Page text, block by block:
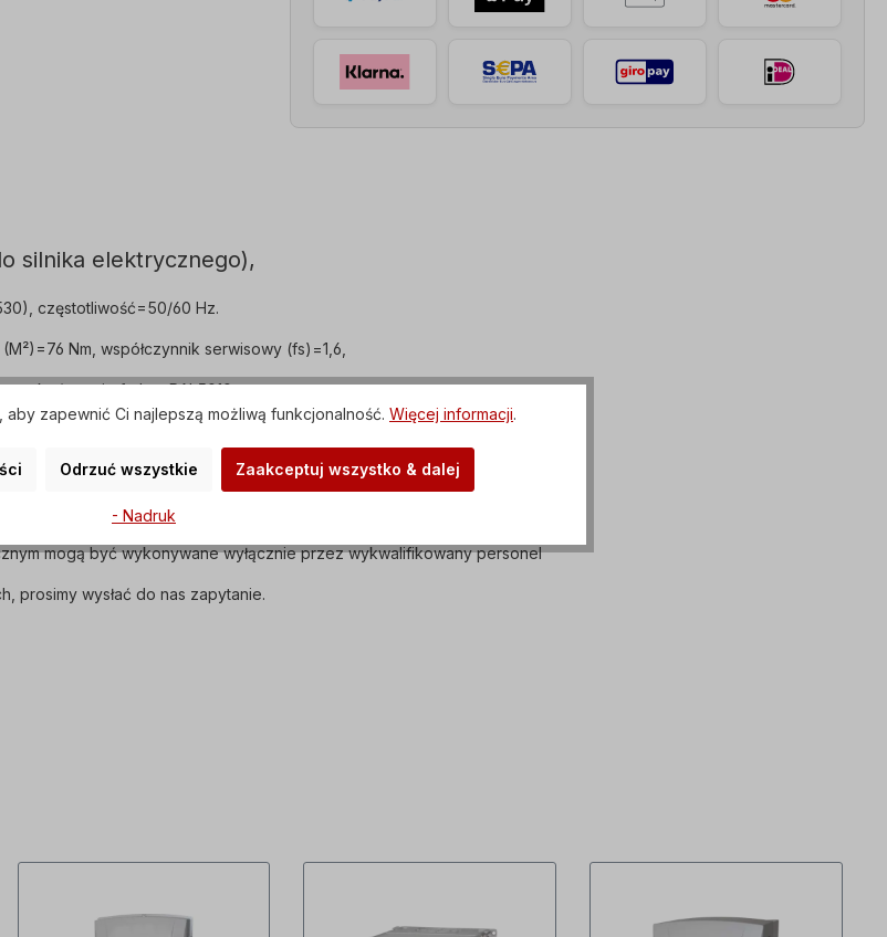
silnika elektrycznego),
częstotliwość=50/60 Hz.
Nm, współczynnik serwisowy (fs)=1,6,
wykończenie farbą=RAL5010.
(obrotowa).
IEC 60034-30:2008.
z wlewem oleju.
mogą być wykonywane wyłącznie przez wykwalifikowany personel
prosimy wysłać do nas zapytanie.
zapewnić Ci najlepszą możliwą funkcjonalność. Więcej informacji.
Odrzuć wszystkie Zaakceptuj wszystko & dalej
- Nadruk